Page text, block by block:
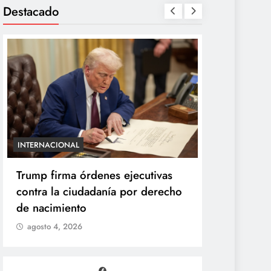
Destacado
INTERNACIONAL
Trump firma órdenes ejecutivas
contra la ciudadanía por derecho
de nacimiento
agosto 4, 2026